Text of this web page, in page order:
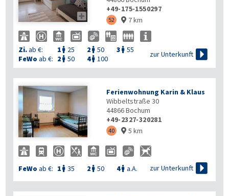

+49-175-1550297
52  7 km
Zi.ab €: 1  25 2  50 3  55
FeWo ab €: 2  50 4 100
zur Unterkunft 
Ferienwohnung Karin & Klaus
Wibbeltstraße 30
44866Bochum
+49-2327-320281
40  5 km
FeWo ab €: 1  35 2  50 4 a.A. zur Unterkunft 